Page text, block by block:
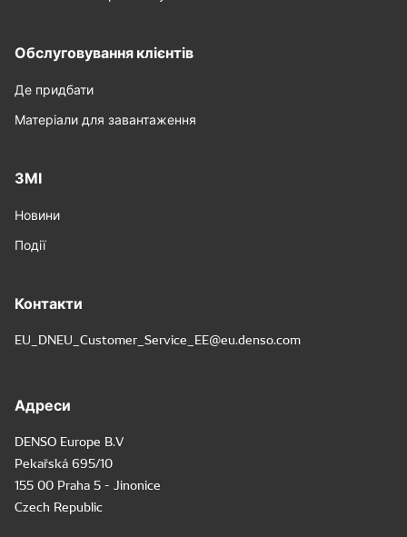
Обслуговування клієнтів
Де придбати
Матеріали для завантаження
ЗМІ
Новини
Події
Контакти
EU_DNEU_Customer_Service_EE@eu.denso.com
Адреси
DENSO Europe B.V
Pekařská 695/10
155 00 Praha 5 - Jinonice
Czech Republic